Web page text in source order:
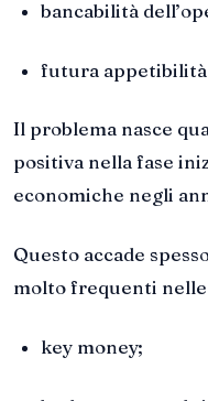
bancabilità
futura
Il problema nasce
positiva nella fase
economiche negli
Questo accade
molto frequenti
key money;